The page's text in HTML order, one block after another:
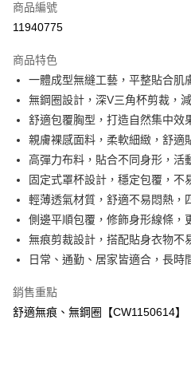
超商取貨付款
Apple Pay
ATM付款
運送方式
免運費
付款後全家取貨
免運費
免運費
商品編號
11940775
商品特色
一體成型無縫工藝，平整貼合肌
無鋼圈設計，深V三角杯剪裁，
舒適包覆胸型，打造自然集中效
親膚裸感面料，柔軟細緻，舒適
高彈力布料，貼合不同身形，活
固定式罩杯設計，穩定包覆，不
輕薄透氣材質，舒適不易悶熱，
側邊平順包覆，修飾身形線條，
無痕剪裁設計，搭配貼身衣物不
日常、通勤、居家皆適合，長
銷售重點
舒適無痕、無鋼圈【CW1150614】